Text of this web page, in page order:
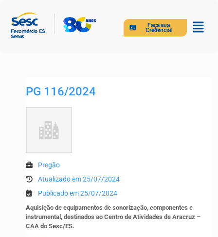
Faça sua
Credencial
PG 116/2024
Pregão
Atualizado em 25/07/2024
Publicado em 25/07/2024
Aquisição de equipamentos de sonorização, componentes e
instrumental, destinados ao Centro de Atividades de Aracruz –
CAA do Sesc/ES.